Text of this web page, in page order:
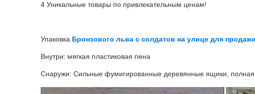
4 Уникальные товары по привлекательным ценам!
Упаковка Бронзового льва с солдатов на улице для продажи
Внутри: мягкая пластиковая пена
Снаружи: Сильные фумигированные деревянные ящики,